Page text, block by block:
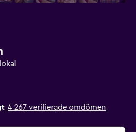
4 267 verifierade omdömen